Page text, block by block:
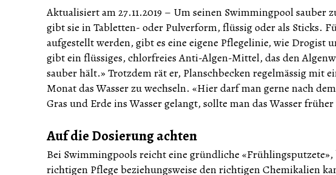
Aktualisiert am 27.11.2019 – Um seinen Swimmingpool sauber
gibt sie in Tabletten- oder Pulverform, flüssig oder als Sticks.
aufgestellt werden, gibt es eine eigene Pflegelinie, wie Drogist
gibt ein flüssiges, chlorfreies Anti-Algen-Mittel, das den
sauber hält.» Trotzdem rät er, Planschbecken regelmässig mit
Monat das Wasser zu wechseln. «Hier darf man gerne nach
Gras und Erde ins Wasser gelangt, sollte man das Wasser
Auf die Dosierung achten
Bei Swimmingpools reicht eine gründliche
richtigen Pflege beziehungsweise den richtigen Chemikalien